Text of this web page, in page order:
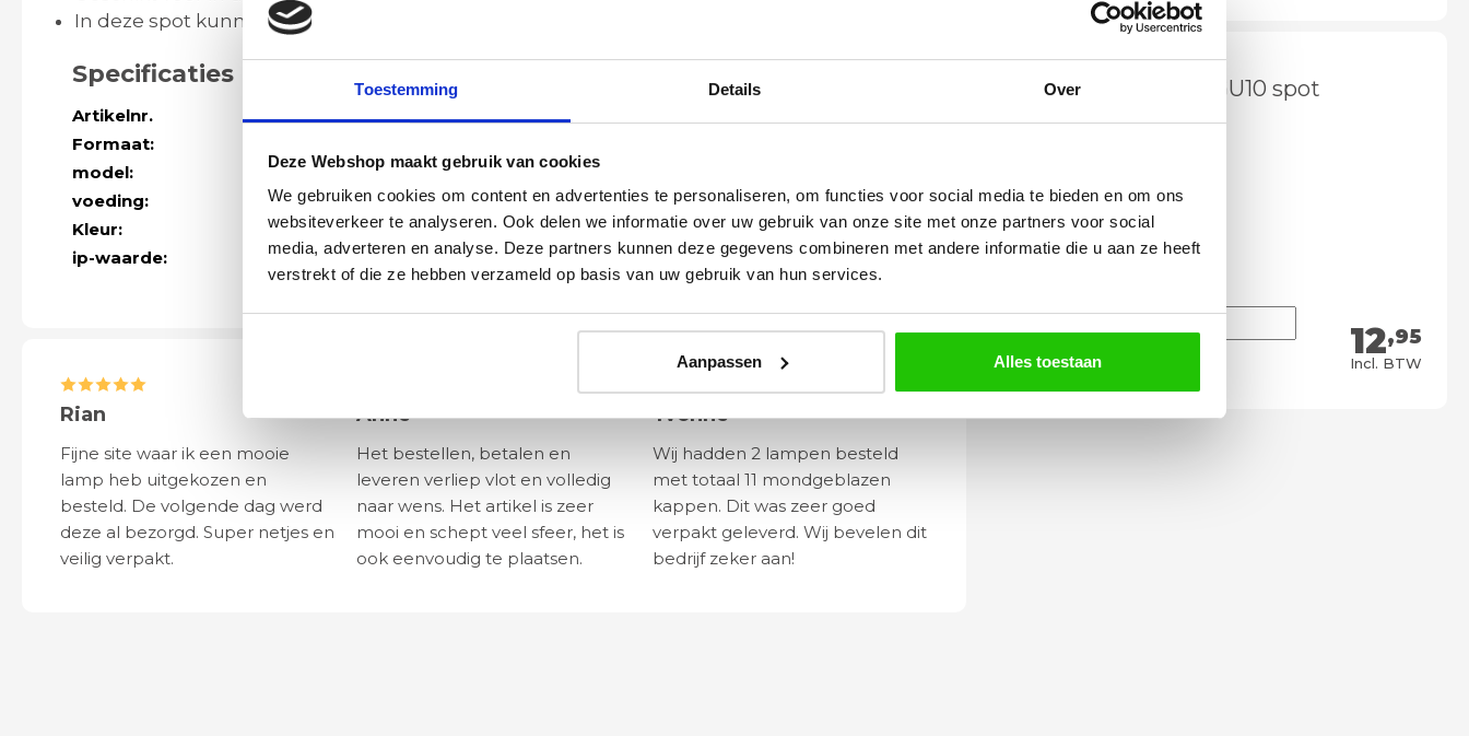
Toestemming Details Over
Deze Webshop maakt gebruik van cookies
We gebruiken cookies om content en advertenties te personaliseren, om functies voor social media te bieden en om ons
websiteverkeer te analyseren. Ook delen we informatie over uw gebruik van onze site met onze partners voor social
media, adverteren en analyse. Deze partners kunnen deze gegevens combineren met andere informatie die u aan ze heeft
verstrekt of die ze hebben verzameld op basis van uw gebruik van hun services.
Aanpassen Alles toestaan
In deze spot kunnen ook halogeen 230v / 12v lichtbronnen
Specificaties
Artikelnr.
41318
Formaat:
model:
normaal
voeding:
230volt gu10 fitting
Kleur:
zwart
ip-waarde:
IP21 (zone 3)
Rian
Fijne site waar ik een mooie
lamp heb uitgekozen en
besteld. De volgende dag werd
deze al bezorgd. Super netjes en
veilig verpakt.
Anne
Het bestellen, betalen en
leveren verliep vlot en volledig
naar wens. Het artikel is zeer
mooi en schept veel sfeer, het is
ook eenvoudig te plaatsen.
Yvonne
Wij hadden 2 lampen besteld
met totaal 11 mondgeblazen
kappen. Dit was zeer goed
verpakt geleverd. Wij bevelen dit
bedrijf zeker aan!
LED lamp 6 watt GU10 spot
DImtone
12,95
Incl. BTW
Meebestellen